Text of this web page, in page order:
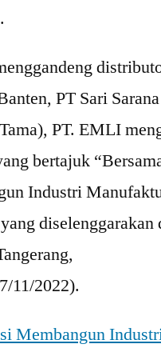
PT Sari
PT. EMLI
bertajuk
Industri
11/2022).
Membangun